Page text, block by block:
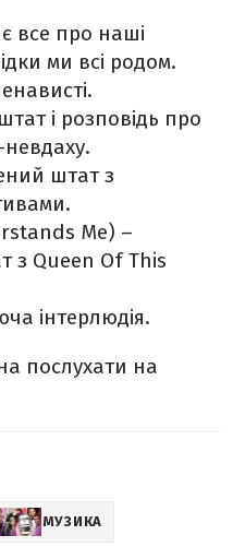
все про наші
ми всі родом.
і розповідь про
штат з
Me) –
з Queen Of This
інтерлюдія.
послухати на
МУЗИКА